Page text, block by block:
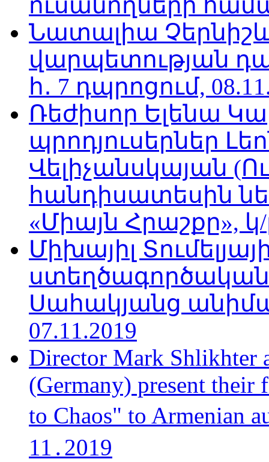
ուսանողների
Նատալիա
վարպետության
հ․ 7 դպրոցում,
Ռեժիսոր Ելենա
պրոդյուսերներ
Վելիչանսկայան
հանդիսատեսին
«Միայն Հրաշքը», կ/
Միխայիլ
Սահակյանց
07.11.2019
Director Mark Shlikhter
(Germany) present
to Chaos" to Armenian
11․2019